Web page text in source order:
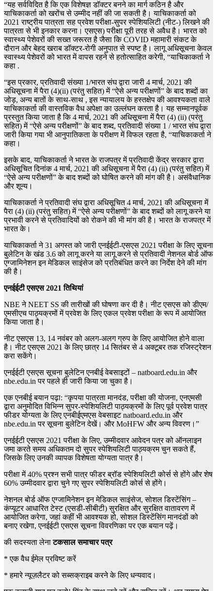
“यह सर्वविदित है कि एक विशेषज्ञ डॉक्टर बनने का मार्ग कठिन है और
याचिकाकर्ता को खरोंच से उम्मीद नहीं की जा सकती है। याचिकाकर्ता को
2021 राष्ट्रीय पात्रता सह प्रवेश परीक्षा-सुपर स्पेशियलिटी (नीट-) लिखने की
पात्रता से भी इनकार करना। एसएस) परीक्षा पूरी तरह से अवैध है। भारत को
स्वास्थ्य पेशेवरों की सख्त जरूरत है जैसा कि COVID महामारी संकट के
दौरान और बेहद खराब डॉक्टर-रोगी अनुपात से स्पष्ट है। लागू अधिसूचना केवल
स्वास्थ्य पेशेवरों को भारत में वापस रहने से हतोत्साहित करेगी, “याचिकाकर्ता ने
कहा .
“इस प्रकार, प्रतिवादी संख्या 1/भारत संघ द्वारा जारी 4 मार्च, 2021 की
अधिसूचना में पैरा (4)(ii) (परंतु सहित) में “ऐसे अन्य परीक्षणों” के बाद शब्दों का
जोड़, अन्य बातों के साथ-साथ , इस न्यायालय के हस्तक्षेप की आवश्यकता वाले
याचिकाकर्ता की वास्तविक वैध अपेक्षा का उल्लंघन करता है। यह सम्मानपूर्वक
प्रस्तुत किया जाता है कि 4 मार्च, 2021 की अधिसूचना में पैरा (4) (ii) (परंतु
सहित) में “ऐसे अन्य परीक्षणों” के बाद शब्द, प्रतिवादी संख्या 1 / भारत संघ द्वारा
जारी किया गया भी आनुपातिकता के परीक्षण में विफल रहता है, “याचिकाकर्ता ने
कहा।
इसके बाद, याचिकाकर्ता ने भारत के राजपत्र में प्रतिवादी केंद्र सरकार द्वारा
अधिसूचित दिनांक 4 मार्च, 2021 की अधिसूचना में पैरा (4) (ii) (परंतु सहित) में
“ऐसे अन्य परीक्षणों” के बाद शब्दों को घोषित करने की मांग की है। असंवैधानिक
और शून्य।
याचिकाकर्ता ने प्रतिवादी संघ द्वारा अधिसूचित 4 मार्च, 2021 की अधिसूचना में
पैरा (4) (ii) (परंतु सहित) में “ऐसे अन्य परीक्षणों” के बाद शब्दों को लागू करने या
प्रभावी करने से प्रतिवादियों को रोकने की भी मांग की है। भारत के राजपत्र में
भारत के।
याचिकाकर्ता ने 31 अगस्त को जारी एनईईटी-एसएस 2021 परीक्षा के लिए सूचना
बुलेटिन के खंड 3.6 को लागू करने या लागू करने से प्रतिवादी नेशनल बोर्ड ऑफ
एग्जामिनेशन इन मेडिकल साइंसेज को प्रतिबंधित करने का निर्देश देने की मांग
की है।
एनईईटी एसएस 2021 तिथियां
NBE ने NEET SS की तारीखों की घोषणा कर दी है। नीट एसएस को डीएम/
एमसीएच पाठ्यक्रमों में प्रवेश के लिए एकल प्रवेश परीक्षा के रूप में आयोजित
किया जाता है।
नीट एसएस 13, 14 नवंबर को अलग-अलग ग्रुप के लिए आयोजित होने वाला
है। नीट एसएस 2021 के लिए छात्र 14 सितंबर से 4 अक्टूबर तक रजिस्ट्रेशन
करा सकेंगे।
एनईईटी एसएस सूचना बुलेटिन एनबीई वेबसाइटों – natboard.edu.in और
nbe.edu.in पर पहले ही जारी किया जा चुका है।
एक एनबीई बयान पढ़ा: “कृपया पात्रता मानदंड, परीक्षा की योजना, एनएमसी
द्वारा अनुमोदित विभिन्न सुपर-स्पेशियलिटी पाठ्यक्रमों के लिए पूर्व प्रवेश पात्र
फीडर योग्यता के लिए एनबीईएमएस वेबसाइट natboard.edu.in और
nbe.edu.in पर सूचना बुलेटिन देखें। और MoHFW और अन्य विवरण।”
एनईईटी एसएस 2021 परीक्षा के लिए, उम्मीदवार आवेदन पत्र को ऑनलाइन
जमा करते समय अधिकतम दो सुपर स्पेशियलिटी पाठ्यक्रम चुन सकते हैं,
जिसके लिए उनकी व्यापक विशेषता योग्यता पात्र है।
परीक्षा में 40% प्रश्न सभी पात्र फीडर ब्रॉड स्पेशियलिटी कोर्स से होंगे और शेष
60% उम्मीदवार द्वारा चुने गए सुपर स्पेशियलिटी कोर्स से होंगे।
नेशनल बोर्ड ऑफ एग्जामिनेशन इन मेडिकल साइंसेज, सोशल डिस्टेंसिंग –
कंप्यूटर आधारित टेस्ट (एसडी-सीबीटी) सुरक्षित और सुरक्षित वातावरण में
आयोजित करेगा, जहां कहीं भी आवश्यक हो, सोशल डिस्टेंसिंग मानदंडों को
बनाए रखेगा, एनईईटी एसएस सूचना विवरणिका पर एक बयान पढ़ें।
की सदस्यता लेनाटकसाल समाचार पत्र
* एक वैध ईमेल प्रविष्ट करें
* हमारे न्यूज़लैटर को सब्सक्राइब करने के लिए धन्यवाद।